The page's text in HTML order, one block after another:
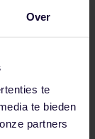
Over
te
te bieden
partners